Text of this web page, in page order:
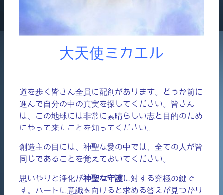
大天使ミカエル
道を歩く皆さん全員に配剤があります。どうか前に
進んで自分の中の真実を探してください。皆さん
は、この地球には非常に素晴らしい志と目的のため
にやって来たことを知ってください。
創造主の目には、神聖な愛の中では、全ての人が皆
同じであることを覚えておいてください。
思いやりと浄化が神聖な守護に対する究極の鍵で
す。ハートに意識を向けると求める答えが見つかり